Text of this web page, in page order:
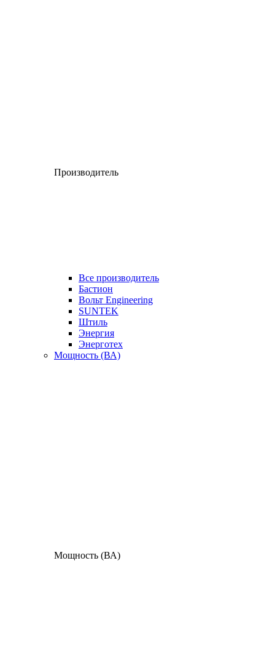
Производитель
Все производитель
Бастион
Вольт Engineering
SUNTEK
Штиль
Энергия
Энерготех
Мощность (ВА)
Мощность (ВА)